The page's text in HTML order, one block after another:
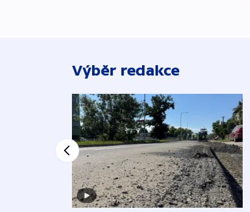
Výběr redakce